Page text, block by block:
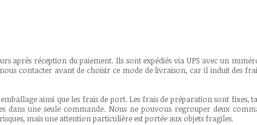
après réception du paiement. Ils sont expédiés via UPS avec un
contacter avant de choisir ce mode de livraison, car il induit des
ainsi que les frais de port. Les frais de préparation sont
une seule commande. Nous ne pouvons regrouper deux
mais une attention particulière est portée aux objets fragiles.